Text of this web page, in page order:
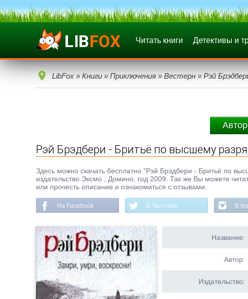
Читать книги Детективы и
LibFox » Книги » Приключения » Вестерн » Рэй
Рэй Брэдбери - Бритьё по высшему
Здесь можно скачать бесплатно "Рэй Брэдбери - Бритьё по
издательство Эксмо ; Домино, год 2009. Так же Вы можете
или прочесть описание и ознакомиться с отзывами.
На Facebook В Твиттере В
Название:
Автор:
Издательство: